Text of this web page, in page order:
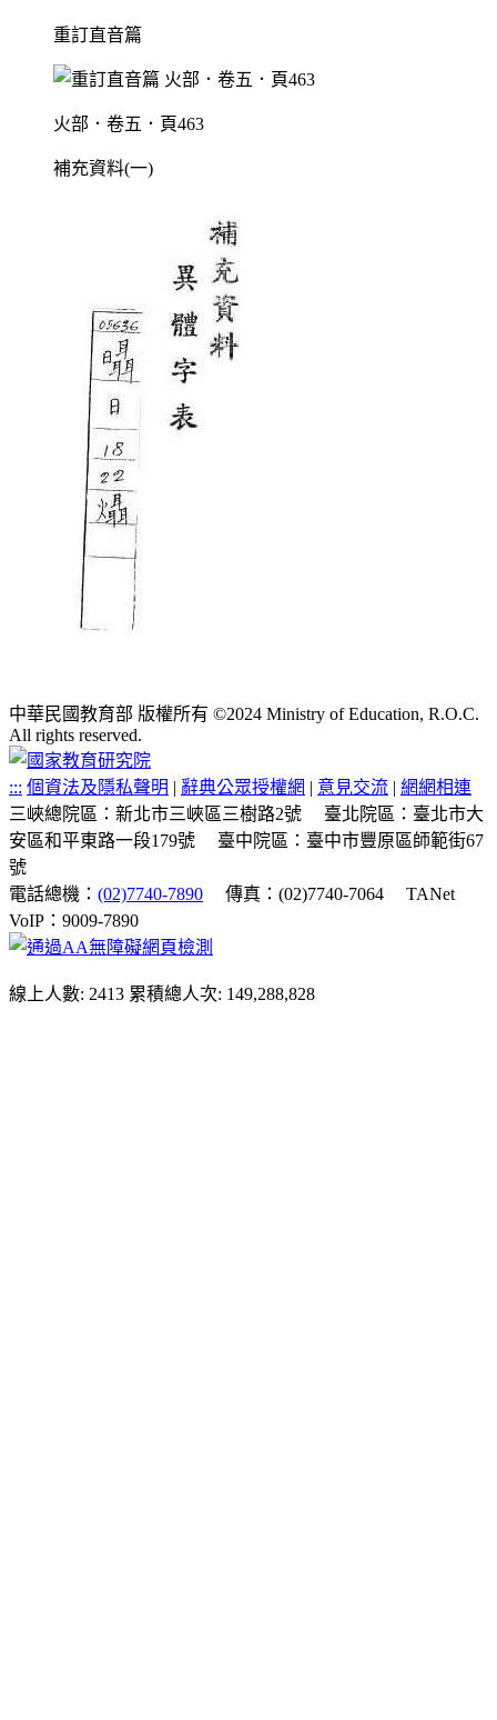
重訂直音篇
火部．卷五．頁463
補充資料(一)
中華民國教育部 版權所有 ©2024 Ministry of Education, R.O.C.
All rights reserved.
::: 個資法及隱私聲明 | 辭典公眾授權網 | 意見交流 | 網網相連
三峽總院區：新北市三峽區三樹路2號
臺北院區：臺北市大
安區和平東路一段179號
臺中院區：臺中市豐原區師範街67
號
電話總機： (02)7740-7890 傳真：(02)7740-7064
TANet
VoIP：9009-7890
線上人數: 2413 累積總人次: 149,288,828